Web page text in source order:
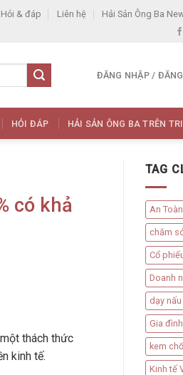
Hỏi & đáp Liên hệ Hải Sản Ông Ba
ĐĂNG NHẬP /
HỎI ĐÁP HẢI SẢN ÔNG BA TRÊN
có khả
thách thức
kinh tế.
TAG
An Toàn
chăm
Cổ
Doanh
dạy nấu
Gia đình
kem
Kinh tế